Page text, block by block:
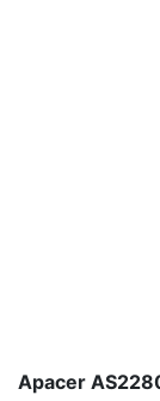
Apacer